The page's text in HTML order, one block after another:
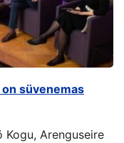
on süvenemas
Kogu, Arenguseire